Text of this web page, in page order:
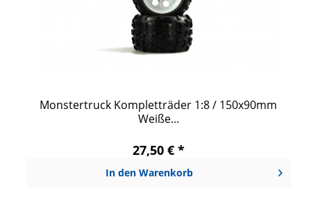
Monstertruck Kompletträder 1:8 / 150x90mm
Weiße...
27,50 € *
In den Warenkorb